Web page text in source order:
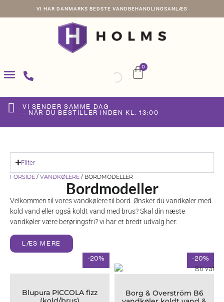
VI HAR DANMARKS BEDSTE VANDBEHANDLINGSANLÆG
0
VI SENDER SAMME DAG
– NÅR DU BESTILLER INDEN KL. 13:00
Filter
FORSIDE / VANDKØLERE / BORDMODELLER
Bordmodeller
Velkommen til vores vandkølere til bord. Ønsker du vandkøler med
kold vand eller også koldt vand med brus? Skal din næste
vandkøler være berøringsfri? vi har et bredt udvalg her:
LÆS MERE
-20%
Blupura PICCOLA fizz
-20%
Borg & Overström B6